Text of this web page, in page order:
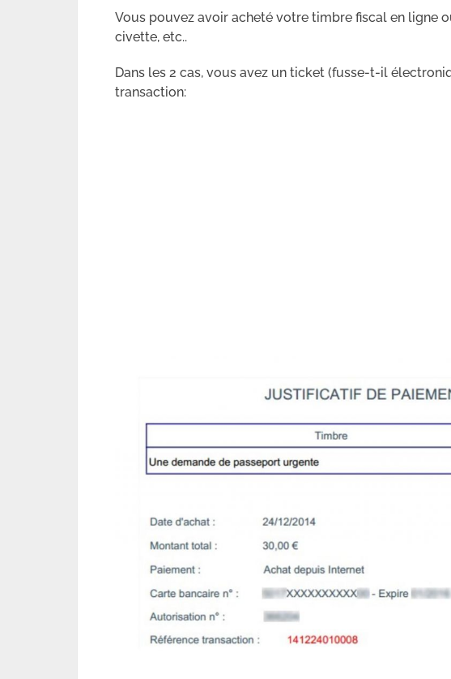
Vous pouvez avoir acheté votre timbre fiscal en ligne
civette, etc..
Dans les 2 cas, vous avez un ticket (fusse-t-il
transaction: